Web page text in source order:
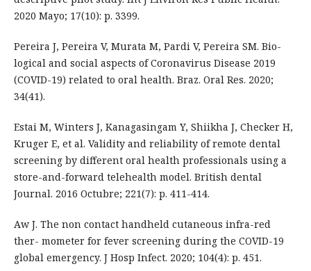
2020 Mayo; 17(10): p. 3399.
Pereira J, Pereira V, Murata M, Pardi V, Pereira SM. Bio-
logical and social aspects of Coronavirus Disease 2019
(COVID-19) related to oral health. Braz. Oral Res. 2020;
34(41).
Estai M, Winters J, Kanagasingam Y, Shiikha J, Checker H,
Kruger E, et al. Validity and reliability of remote dental
screening by different oral health professionals using a
store-and-forward telehealth model. British dental
Journal. 2016 Octubre; 221(7): p. 411-414.
Aw J. The non contact handheld cutaneous infra-red
ther- mometer for fever screening during the COVID-19
global emergency. J Hosp Infect. 2020; 104(4): p. 451.